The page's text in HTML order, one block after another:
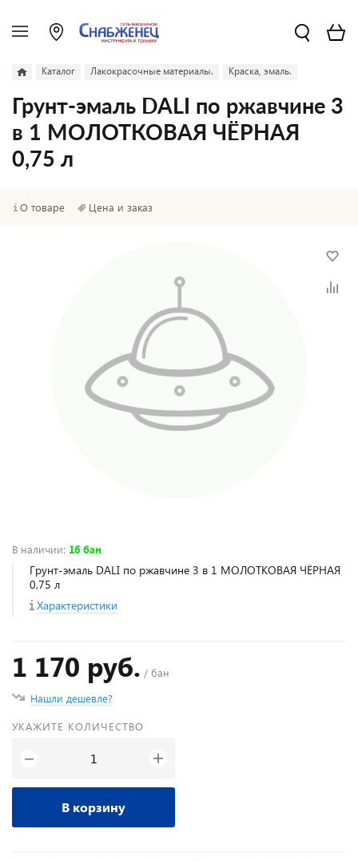
Каталог Лакокрасочные материалы. Краска, эмаль.
Грунт-эмаль DALI по ржавчине 3
в 1 МОЛОТКОВАЯ ЧЁРНАЯ
0,75 л
О товаре Цена и заказ
В наличии: 16 бан
Грунт-эмаль DALI по ржавчине 3 в 1 МОЛОТКОВАЯ ЧЁРНАЯ
0,75 л
Характеристики
1 170 руб. / бан
Нашли дешевле?
УКАЖИТЕ КОЛИЧЕСТВО
− +
В корзину